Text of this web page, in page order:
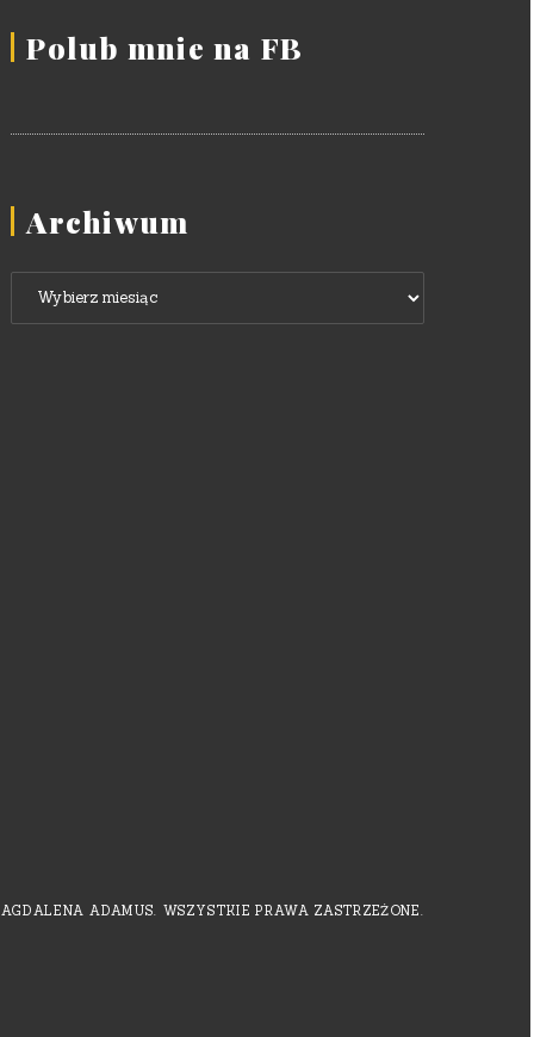
Polub mnie na FB
Archiwum
Archiwum
ADAMUS. WSZYSTKIE PRAWA ZASTRZEŻONE.